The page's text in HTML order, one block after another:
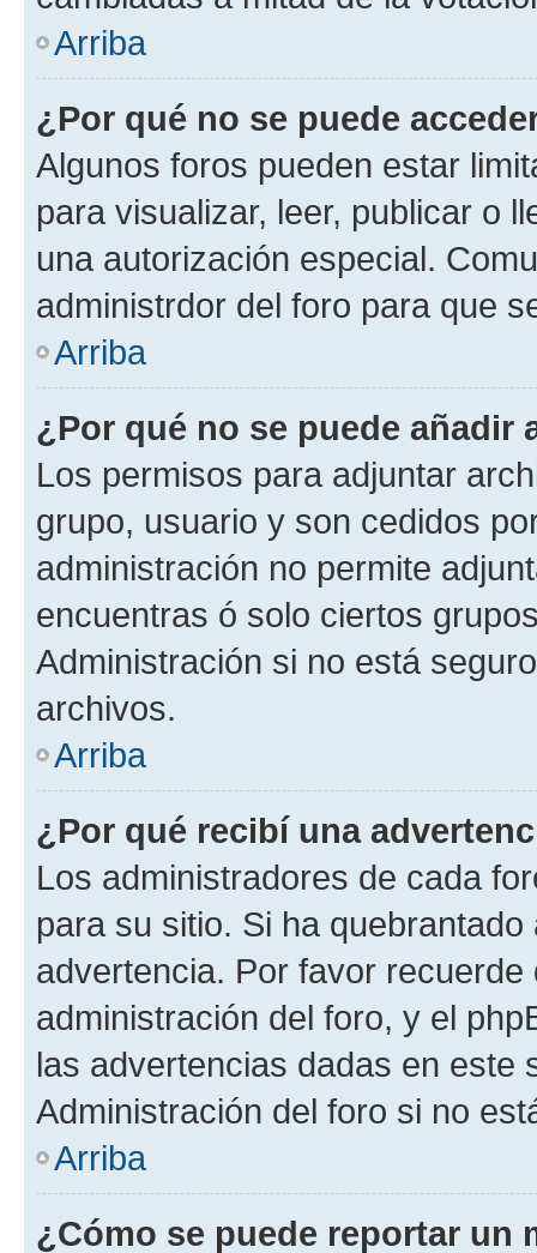
Arriba
¿Por qué no se puede
Algunos foros pueden estar
para visualizar, leer, publicar o
una autorización especial.
administrdor del foro para que
Arriba
¿Por qué no se puede añadir
Los permisos para adjuntar
grupo, usuario y son cedidos
administración no permite
encuentras ó solo ciertos
Administración si no está
archivos.
Arriba
¿Por qué recibí una
Los administradores de cada
para su sitio. Si ha
advertencia. Por favor
administración del foro, y el
las advertencias dadas en este
Administración del foro si no
Arriba
¿Cómo se puede reportar un